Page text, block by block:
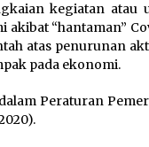
kegiatan atau
“hantaman”
atas penurunan
pada ekonomi.
Peraturan